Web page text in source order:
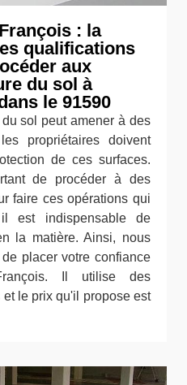
: la
qualifications
aux
du sol à
le 91590
sol peut amener à des
propriétaires doivent
de ces surfaces.
de procéder à des
faire ces opérations qui
est indispensable de
la matière. Ainsi, nous
placer votre confiance
Il utilise des
le prix qu'il propose est